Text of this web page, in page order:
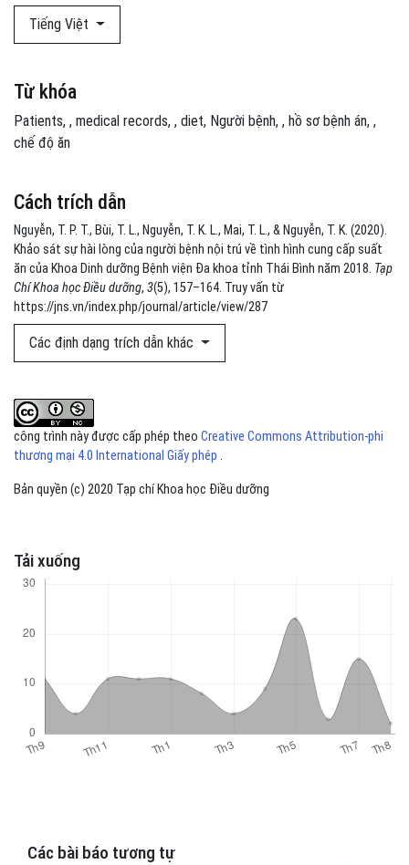
Tiếng Việt
Cách trích dẫn
Nguyễn, T. P. T., Bùi, T. L., Nguyễn, T. K. L., Mai, T. L., & Nguyễn, T. K. (2020).
Khảo sát sự hài lòng của người bệnh nội trú về tình hình cung cấp suất
ăn của Khoa Dinh dưỡng Bệnh viện Đa khoa tỉnh Thái Bình năm 2018. Tạp
Chí Khoa học Điều dưỡng, 3(5), 157–164. Truy vấn từ
https://jns.vn/index.php/journal/article/view/287
Các định dạng trích dẫn khác
Tải xuống
Từ khóa
Patients , medical records , diet Người bệnh , hồ sơ bệnh án ,
chế độ ăn
công trình này được cấp phép theo Creative Commons Attribution-phi
thương mại 4.0 International Giấy phép .
Bản quyền (c) 2020 Tạp chí Khoa học Điều dưỡng
Các bài báo tương tự